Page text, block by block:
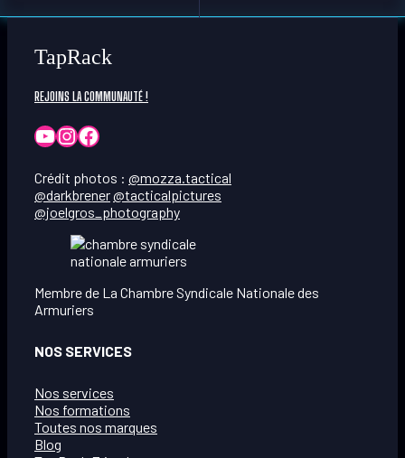
TapRack
REJOINS LA COMMUNAUTÉ !
YouTube
Instagram
Facebook
Crédit photos : @mozza.tactical
@darkbrener@tacticalpictures
@joelgros_photography
Membre de La Chambre Syndicale Nationale des
Armuriers
NOS SERVICES
Nos services
Nos formations
Toutes nos marques
Blog